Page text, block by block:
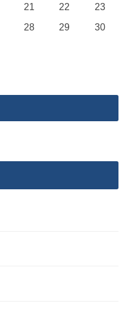
21 22
23
28 29
30